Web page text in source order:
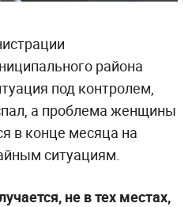
района
под контролем,
а проблема женщины
в конце месяца на
ситуациям.
не в тех местах,